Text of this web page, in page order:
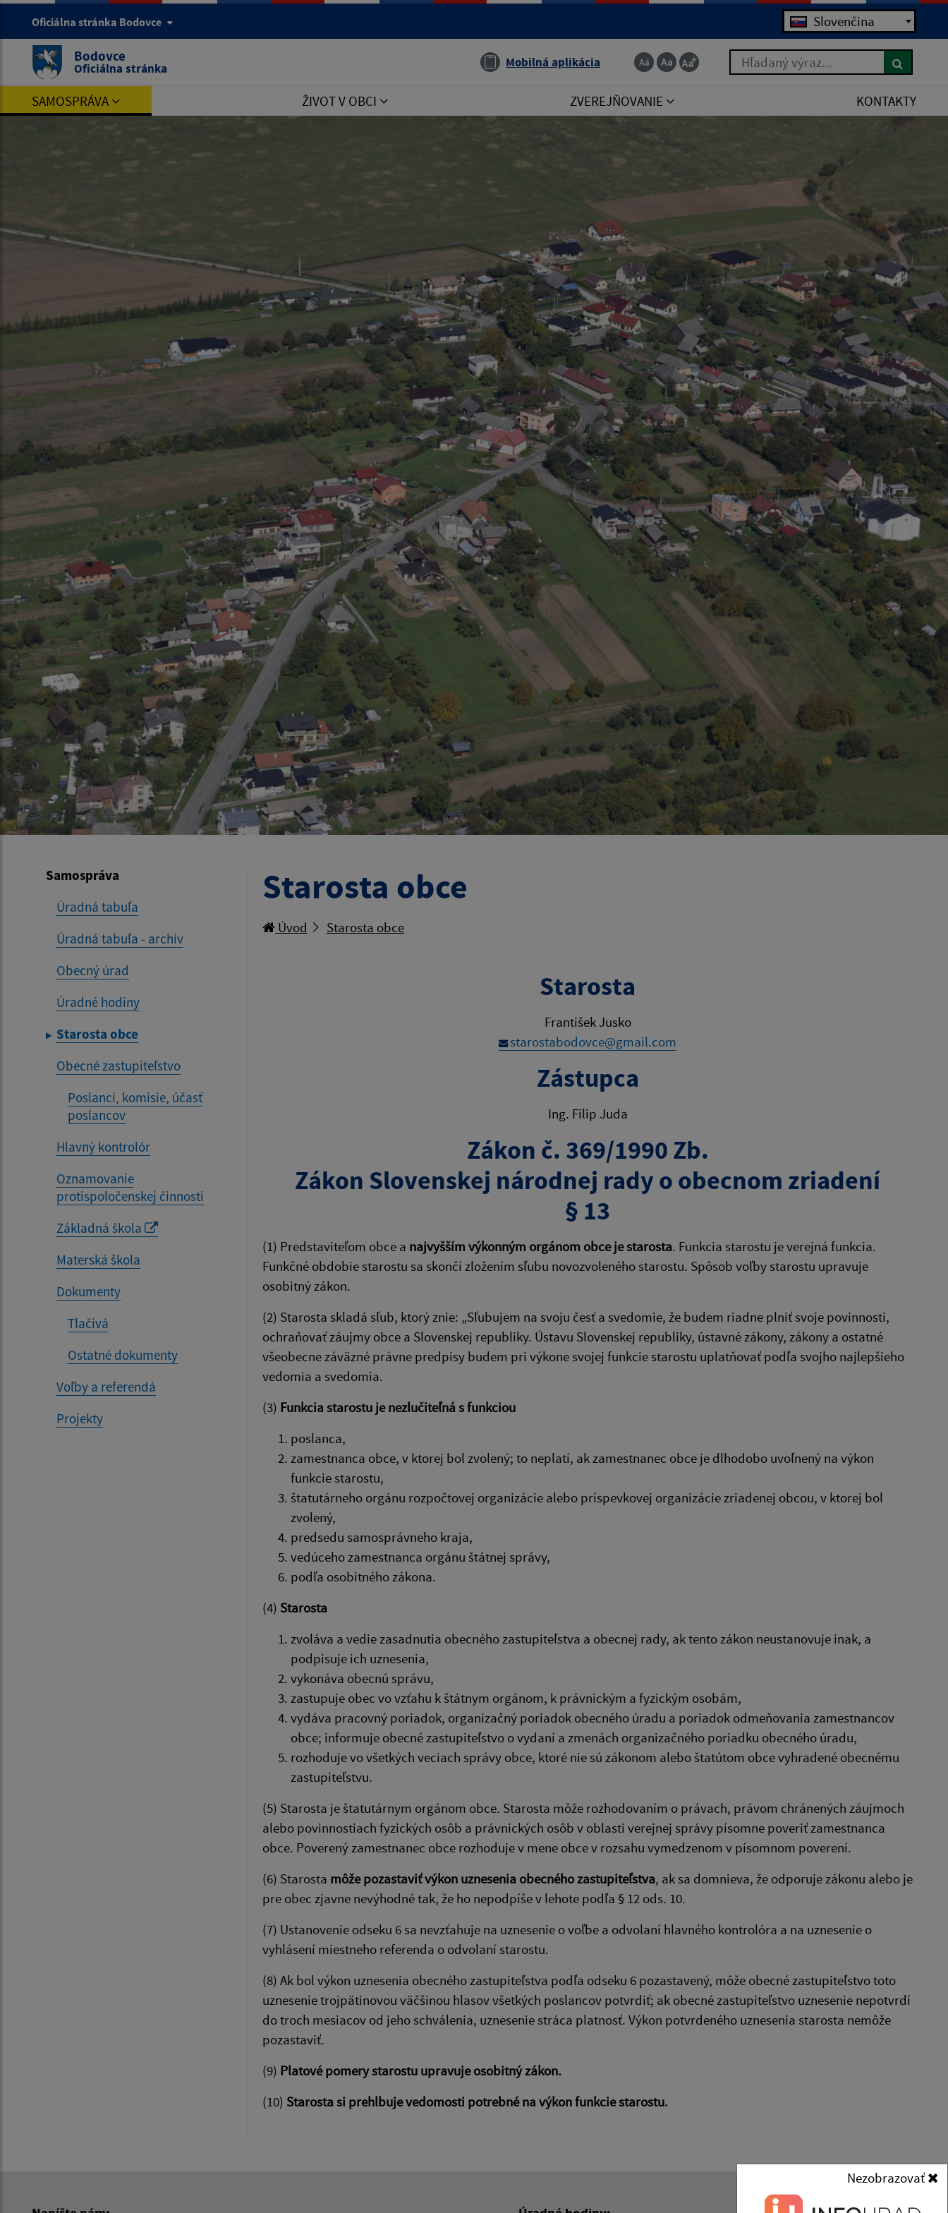
Oficiálna stránka Bodovce Slovenčina
Bodovce
Oficiálna stránka Mobilná aplikácia Hľadaný výraz...
SAMOSPRÁVA ŽIVOT V OBCI ZVEREJŇOVANIE KONTAKTY
Samospráva
Úradná tabuľa
Úradná tabuľa - archív
Obecný úrad
Úradné hodiny
Starosta obce
Obecné zastupiteľstvo
Poslanci, komisie, účasť
poslancov
Hlavný kontrolór
Oznamovanie
protispoločenskej činnosti
Základná škola
Materská škola
Dokumenty
Tlačivá
Ostatné dokumenty
Voľby a referendá
Projekty
Starosta obce
Úvod Starosta obce
Starosta
František Jusko
starostabodovce@gmail.com
Zástupca
Ing. Filip Juda
Zákon č. 369/1990 Zb.
Zákon Slovenskej národnej rady o obecnom zriadení
§ 13
(1) Predstaviteľom obce a najvyšším výkonným orgánom obce je starosta. Funkcia starostu je verejná funkcia.
Funkčné obdobie starostu sa skončí zložením sľubu novozvoleného starostu. Spôsob voľby starostu upravuje
osobitný zákon.
(2) Starosta skladá sľub, ktorý znie: „Sľubujem na svoju česť a svedomie, že budem riadne plniť svoje povinnosti,
ochraňovať záujmy obce a Slovenskej republiky. Ústavu Slovenskej republiky, ústavné zákony, zákony a ostatné
všeobecne záväzné právne predpisy budem pri výkone svojej funkcie starostu uplatňovať podľa svojho najlepšieho
vedomia a svedomia.
(3) Funkcia starostu je nezlučiteľná s funkciou
poslanca,
zamestnanca obce, v ktorej bol zvolený; to neplatí, ak zamestnanec obce je dlhodobo uvoľnený na výkon
funkcie starostu,
štatutárneho orgánu rozpočtovej organizácie alebo príspevkovej organizácie zriadenej obcou, v ktorej bol
zvolený,
predsedu samosprávneho kraja,
vedúceho zamestnanca orgánu štátnej správy,
podľa osobitného zákona.
(4) Starosta
zvoláva a vedie zasadnutia obecného zastupiteľstva a obecnej rady, ak tento zákon neustanovuje inak, a
podpisuje ich uznesenia,
vykonáva obecnú správu,
zastupuje obec vo vzťahu k štátnym orgánom, k právnickým a fyzickým osobám,
vydáva pracovný poriadok, organizačný poriadok obecného úradu a poriadok odmeňovania zamestnancov
obce; informuje obecné zastupiteľstvo o vydaní a zmenách organizačného poriadku obecného úradu,
rozhoduje vo všetkých veciach správy obce, ktoré nie sú zákonom alebo štatútom obce vyhradené obecnému
zastupiteľstvu.
(5) Starosta je štatutárnym orgánom obce. Starosta môže rozhodovaním o právach, právom chránených záujmoch
alebo povinnostiach fyzických osôb a právnických osôb v oblasti verejnej správy písomne poveriť zamestnanca
obce. Poverený zamestnanec obce rozhoduje v mene obce v rozsahu vymedzenom v písomnom poverení.
(6) Starosta môže pozastaviť výkon uznesenia obecného zastupiteľstva, ak sa domnieva, že odporuje zákonu alebo je
pre obec zjavne nevýhodné tak, že ho nepodpíše v lehote podľa § 12 ods. 10.
(7) Ustanovenie odseku 6 sa nevzťahuje na uznesenie o voľbe a odvolaní hlavného kontrolóra a na uznesenie o
vyhlásení miestneho referenda o odvolaní starostu.
(8) Ak bol výkon uznesenia obecného zastupiteľstva podľa odseku 6 pozastavený, môže obecné zastupiteľstvo toto
uznesenie trojpätinovou väčšinou hlasov všetkých poslancov potvrdiť; ak obecné zastupiteľstvo uznesenie nepotvrdí
do troch mesiacov od jeho schválenia, uznesenie stráca platnosť. Výkon potvrdeného uznesenia starosta nemôže
pozastaviť.
(9) Platové pomery starostu upravuje osobitný zákon.
(10) Starosta si prehlbuje vedomosti potrebné na výkon funkcie starostu.
Nezobrazovať